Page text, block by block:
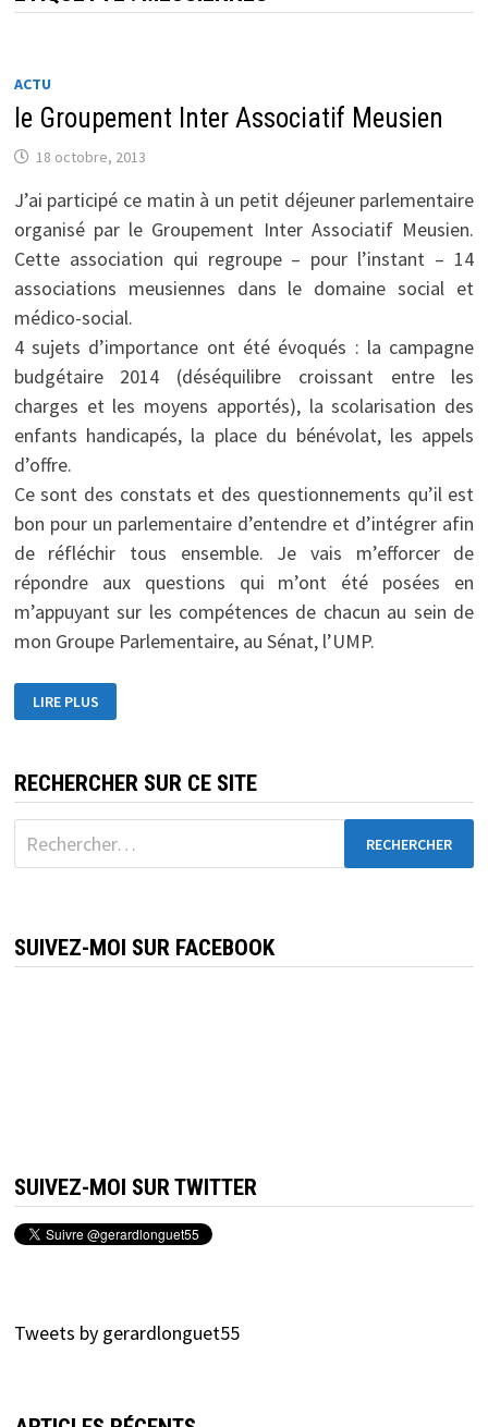
ACTU
le Groupement Inter Associatif Meusien
18 octobre, 2013
J’ai participé ce matin à un petit déjeuner parlementaire
organisé par le Groupement Inter Associatif Meusien.
Cette association qui regroupe – pour l’instant – 14
associations meusiennes dans le domaine social et
médico-social.
4 sujets d’importance ont été évoqués : la campagne
budgétaire 2014 (déséquilibre croissant entre les
charges et les moyens apportés), la scolarisation des
enfants handicapés, la place du bénévolat, les appels
d’offre.
Ce sont des constats et des questionnements qu’il est
bon pour un parlementaire d’entendre et d’intégrer afin
de réfléchir tous ensemble. Je vais m’efforcer de
répondre aux questions qui m’ont été posées en
m’appuyant sur les compétences de chacun au sein de
mon Groupe Parlementaire, au Sénat, l’UMP.
GROUPEMENT
INTER
LIRE PLUS
RECHERCHER SUR CE SITE
Rechercher :
SUIVEZ-MOI SUR FACEBOOK
SUIVEZ-MOI SUR TWITTER
Tweets by gerardlonguet55